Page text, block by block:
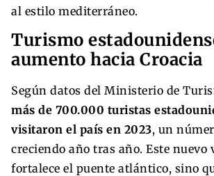
al estilo mediterráneo.
Turismo
aumento hacia Croacia
Según datos del Ministerio de
más de 700.000 turistas
visitaron el país en 2023, un
creciendo año tras año. Este nuevo
fortalece el puente atlántico, sino